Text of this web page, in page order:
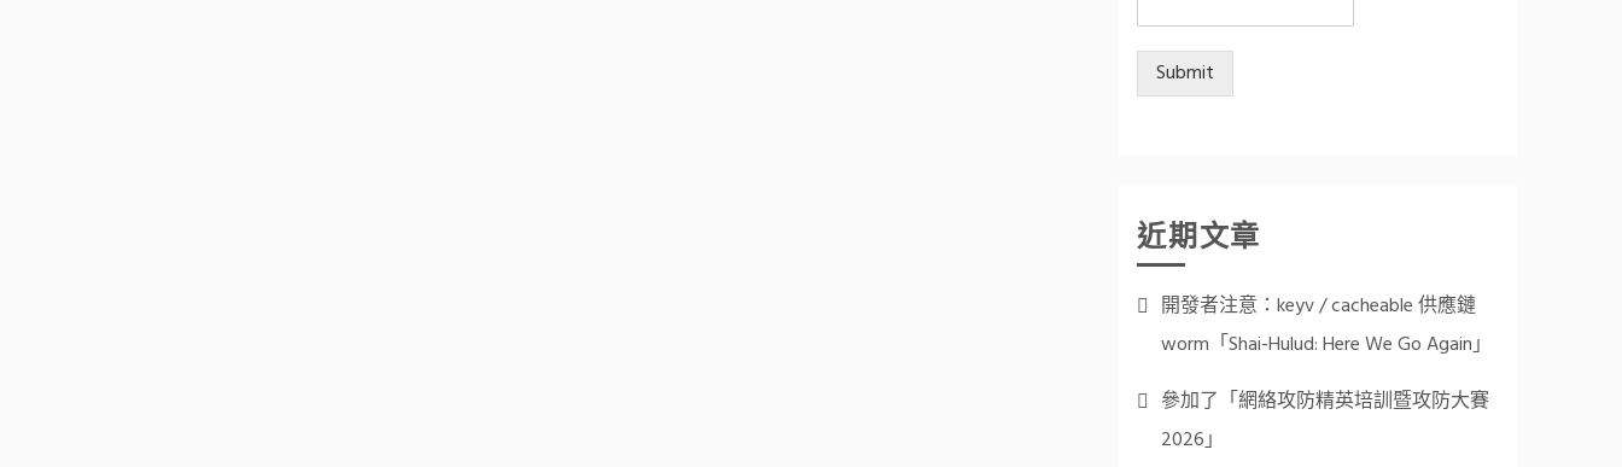
Submit
近期文章
開發者注意：keyv / cacheable 供應鏈
worm「Shai-Hulud: Here We Go Again」
參加了「網絡攻防精英培訓暨攻防大賽
2026」